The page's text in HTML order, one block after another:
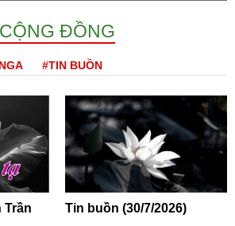
CỘNG ĐỒNG
#TIN BUỒN
Trần
Tin buồn (30/7/2026)